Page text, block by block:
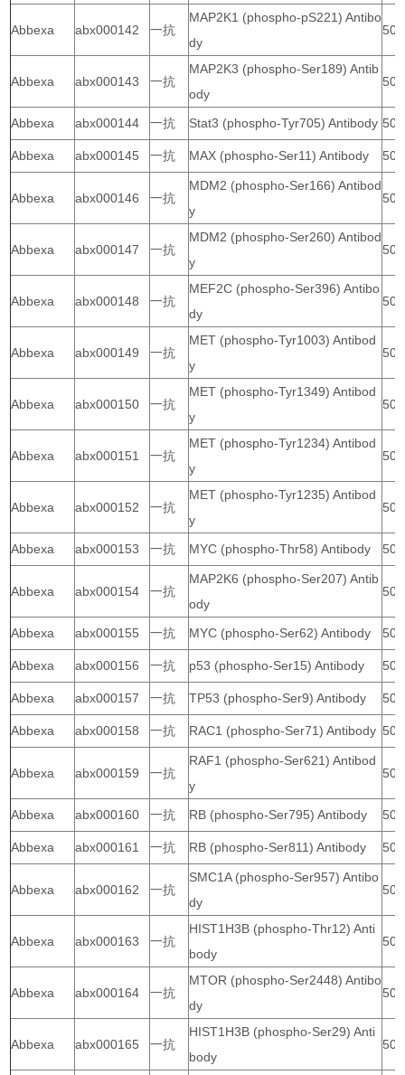
Abbexa abx000142 一抗
MAP2K1 (phospho-pS221) Antibo
dy
50
Abbexa abx000143 一抗
MAP2K3 (phospho-Ser189) Antib
ody
50
Abbexa abx000144 一抗 Stat3 (phospho-Tyr705) Antibody 50
Abbexa abx000145 一抗 MAX (phospho-Ser11) Antibody 50
Abbexa abx000146 一抗
MDM2 (phospho-Ser166) Antibod
y
50
Abbexa abx000147 一抗
MDM2 (phospho-Ser260) Antibod
y
50
Abbexa abx000148 一抗
MEF2C (phospho-Ser396) Antibo
dy
50
Abbexa abx000149 一抗
MET (phospho-Tyr1003) Antibod
y
50
Abbexa abx000150 一抗
MET (phospho-Tyr1349) Antibod
y
50
Abbexa abx000151 一抗
MET (phospho-Tyr1234) Antibod
y
50
Abbexa abx000152 一抗
MET (phospho-Tyr1235) Antibod
y
50
Abbexa abx000153 一抗 MYC (phospho-Thr58) Antibody 50
Abbexa abx000154 一抗
MAP2K6 (phospho-Ser207) Antib
ody
50
Abbexa abx000155 一抗 MYC (phospho-Ser62) Antibody 50
Abbexa abx000156 一抗 p53 (phospho-Ser15) Antibody 50
Abbexa abx000157 一抗 TP53 (phospho-Ser9) Antibody 50
Abbexa abx000158 一抗 RAC1 (phospho-Ser71) Antibody 50
Abbexa abx000159 一抗
RAF1 (phospho-Ser621) Antibod
y
50
Abbexa abx000160 一抗 RB (phospho-Ser795) Antibody 50
Abbexa abx000161 一抗 RB (phospho-Ser811) Antibody 50
Abbexa abx000162 一抗
SMC1A (phospho-Ser957) Antibo
dy
50
Abbexa abx000163 一抗
HIST1H3B (phospho-Thr12) Anti
body
50
Abbexa abx000164 一抗
MTOR (phospho-Ser2448) Antibo
dy
50
Abbexa abx000165 一抗
HIST1H3B (phospho-Ser29) Anti
body
50